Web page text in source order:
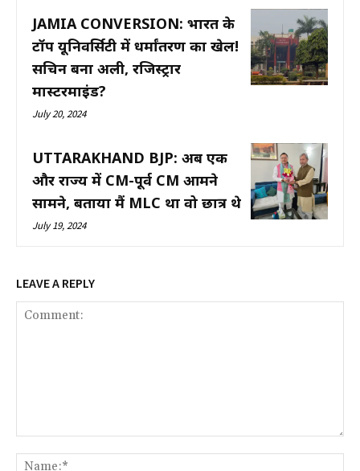
JAMIA CONVERSION: भारत के
टॉप यूनिवर्सिटी में धर्मांतरण का खेल!
सचिन बना अली, रजिस्ट्रार
मास्टरमाइंड?
July 20, 2024
UTTARAKHAND BJP: अब एक
और राज्य में CM-पूर्व CM आमने
सामने, बताया मैं MLC था वो छात्र थे
July 19, 2024
LEAVE A REPLY